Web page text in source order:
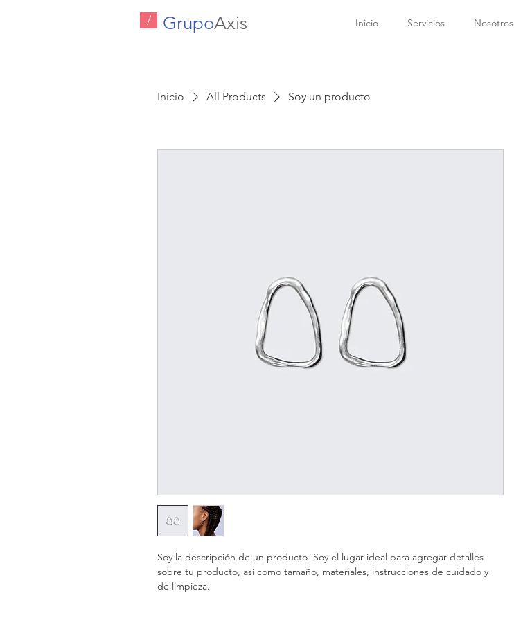
/ GrupoAxis Inicio Servicios Nosotros
Inicio All Products Soy un producto
Soy la descripción de un producto. Soy el lugar ideal para agregar detalles
sobre tu producto, así como tamaño, materiales, instrucciones de cuidado y
de limpieza.